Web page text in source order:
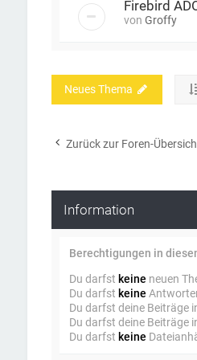
Firebird
von Groffy
Neues Thema
Zurück zur Foren-
Information
Berechtigungen in
Du darfst keine neuen
Du darfst keine
Du darfst deine Beiträge
Du darfst deine Beiträge
Du darfst keine